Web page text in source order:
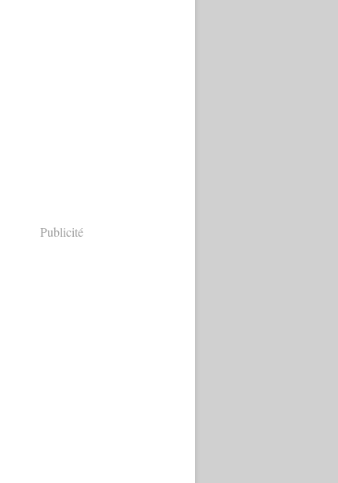
Publicité